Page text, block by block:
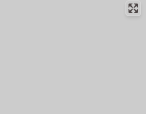
196m